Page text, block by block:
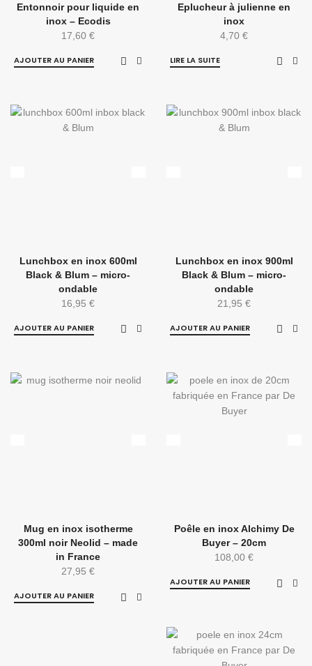
Entonnoir pour liquide en
inox – Ecodis
17,60 €
AJOUTER AU PANIER
Eplucheur à julienne en
inox
4,70 €
LIRE LA SUITE
Lunchbox en inox 600ml
Black & Blum – micro-
ondable
16,95 €
AJOUTER AU PANIER
Lunchbox en inox 900ml
Black & Blum – micro-
ondable
21,95 €
AJOUTER AU PANIER
Mug en inox isotherme
300ml noir Neolid – made
in France
27,95 €
AJOUTER AU PANIER
Poêle en inox Alchimy De
Buyer – 20cm
108,00 €
AJOUTER AU PANIER